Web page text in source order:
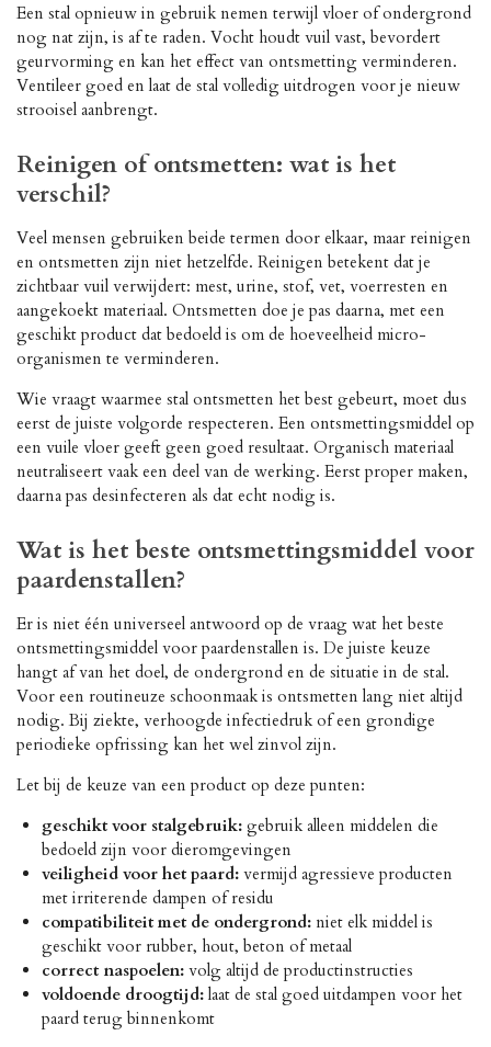
Een stal opnieuw in gebruik nemen terwijl vloer of ondergrond
nog nat zijn, is af te raden. Vocht houdt vuil vast, bevordert
geurvorming en kan het effect van ontsmetting verminderen.
Ventileer goed en laat de stal volledig uitdrogen voor je nieuw
strooisel aanbrengt.
Reinigen of ontsmetten: wat is het
verschil?
Veel mensen gebruiken beide termen door elkaar, maar reinigen
en ontsmetten zijn niet hetzelfde. Reinigen betekent dat je
zichtbaar vuil verwijdert: mest, urine, stof, vet, voerresten en
aangekoekt materiaal. Ontsmetten doe je pas daarna, met een
geschikt product dat bedoeld is om de hoeveelheid micro-
organismen te verminderen.
Wie vraagt waarmee stal ontsmetten het best gebeurt, moet dus
eerst de juiste volgorde respecteren. Een ontsmettingsmiddel op
een vuile vloer geeft geen goed resultaat. Organisch materiaal
neutraliseert vaak een deel van de werking. Eerst proper maken,
daarna pas desinfecteren als dat echt nodig is.
Wat is het beste ontsmettingsmiddel voor
paardenstallen?
Er is niet één universeel antwoord op de vraag wat het beste
ontsmettingsmiddel voor paardenstallen is. De juiste keuze
hangt af van het doel, de ondergrond en de situatie in de stal.
Voor een routineuze schoonmaak is ontsmetten lang niet altijd
nodig. Bij ziekte, verhoogde infectiedruk of een grondige
periodieke opfrissing kan het wel zinvol zijn.
Let bij de keuze van een product op deze punten:
geschikt voor stalgebruik:gebruik alleen middelen die
bedoeld zijn voor dieromgevingen
veiligheid voor het paard:vermijd agressieve producten
met irriterende dampen of residu
compatibiliteit met de ondergrond:niet elk middel is
geschikt voor rubber, hout, beton of metaal
correct naspoelen:volg altijd de productinstructies
voldoende droogtijd:laat de stal goed uitdampen voor het
paard terug binnenkomt